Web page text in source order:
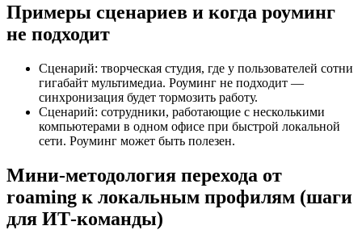
Примеры сценариев и когда роуминг
не подходит
Сценарий: творческая студия, где у пользователей сотни
гигабайт мультимедиа. Роуминг не подходит —
синхронизация будет тормозить работу.
Сценарий: сотрудники, работающие с несколькими
компьютерами в одном офисе при быстрой локальной
сети. Роуминг может быть полезен.
Мини‑методология перехода от
roaming к локальным профилям (шаги
для ИТ‑команды)